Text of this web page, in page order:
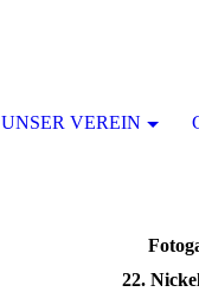
UNSER VEREIN
22.